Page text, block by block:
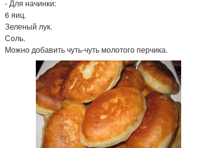
- Для начинки:
6 яиц.
Зеленый лук.
Соль.
Можно добавить чуть-чуть молотого перчика.